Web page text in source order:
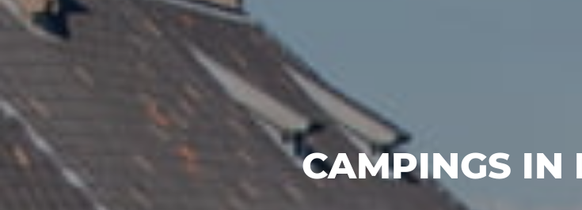
CAMPINGS IN